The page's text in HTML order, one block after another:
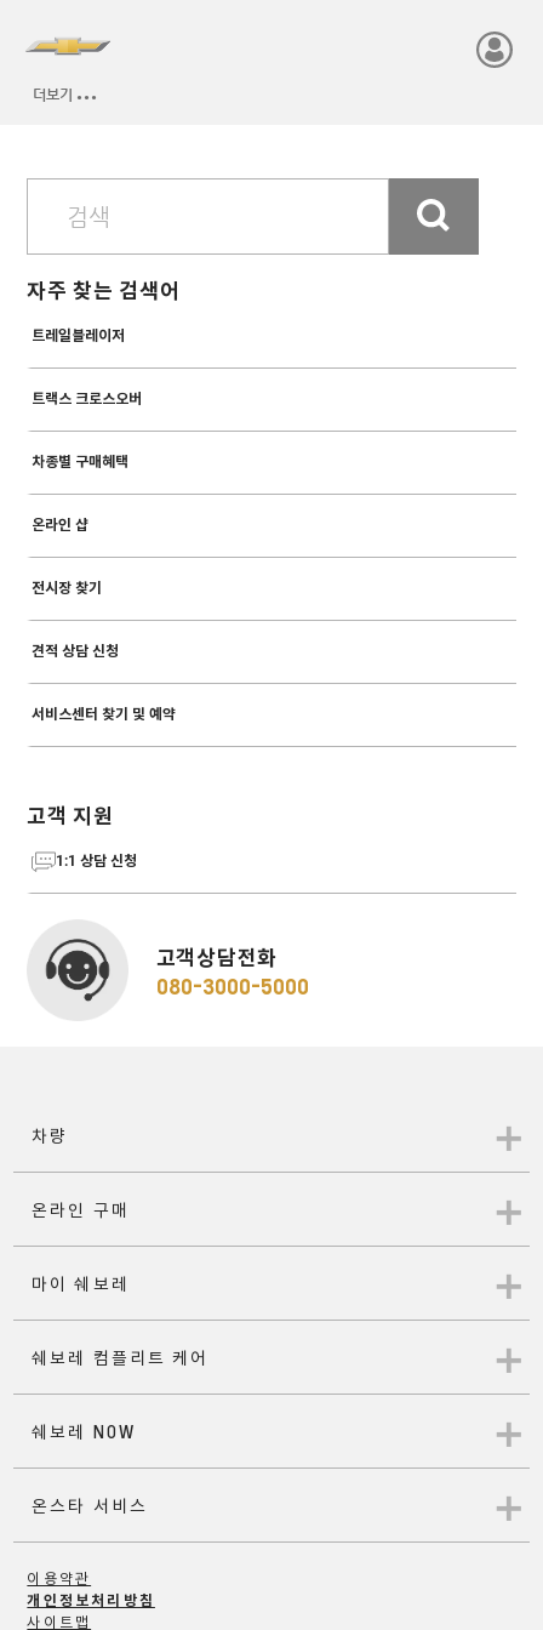
자주 찾는 검색어
트레일블레이저
트랙스 크로스오버
차종별 구매혜택
온라인 샵
전시장 찾기
견적 상담 신청
서비스센터 찾기 및 예약
고객 지원
1:1 상담 신청
고객상담전화
080-3000-5000